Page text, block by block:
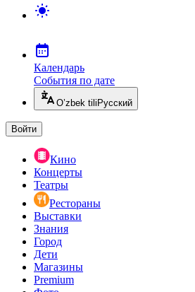
Календарь
События по дате
O’zbek tili Русский
Войти
Кино
Концерты
Театры
Рестораны
Выставки
Знания
Город
Дети
Магазины
Premium